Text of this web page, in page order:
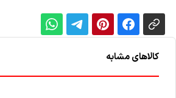
کالاهای مشابه